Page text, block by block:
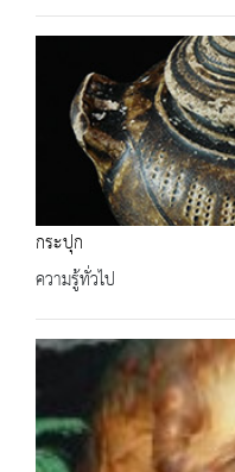
กระปุก
ความรู้ทั่วไป